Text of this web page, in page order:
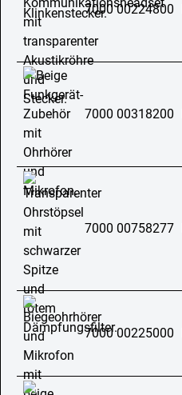
7000 00224800
7000 00318200
7000 00758277
7000 00225000